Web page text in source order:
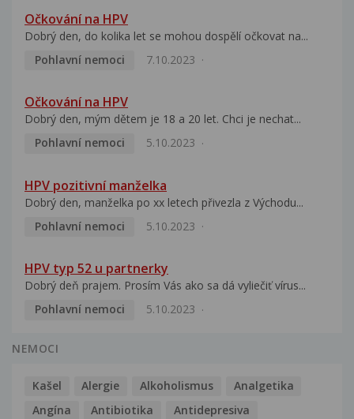
Očkování na HPV
Dobrý den, do kolika let se mohou dospělí očkovat na...
Pohlavní nemoci
7.10.2023
Očkování na HPV
Dobrý den, mým dětem je 18 a 20 let. Chci je nechat...
Pohlavní nemoci
5.10.2023
HPV pozitivní manželka
Dobrý den, manželka po xx letech přivezla z Východu...
Pohlavní nemoci
5.10.2023
HPV typ 52 u partnerky
Dobrý deň prajem. Prosím Vás ako sa dá vyliečiť vírus...
Pohlavní nemoci
5.10.2023
NEMOCI
Kašel Alergie Alkoholismus
Analgetika
Angína
Antibiotika
Antidepresiva